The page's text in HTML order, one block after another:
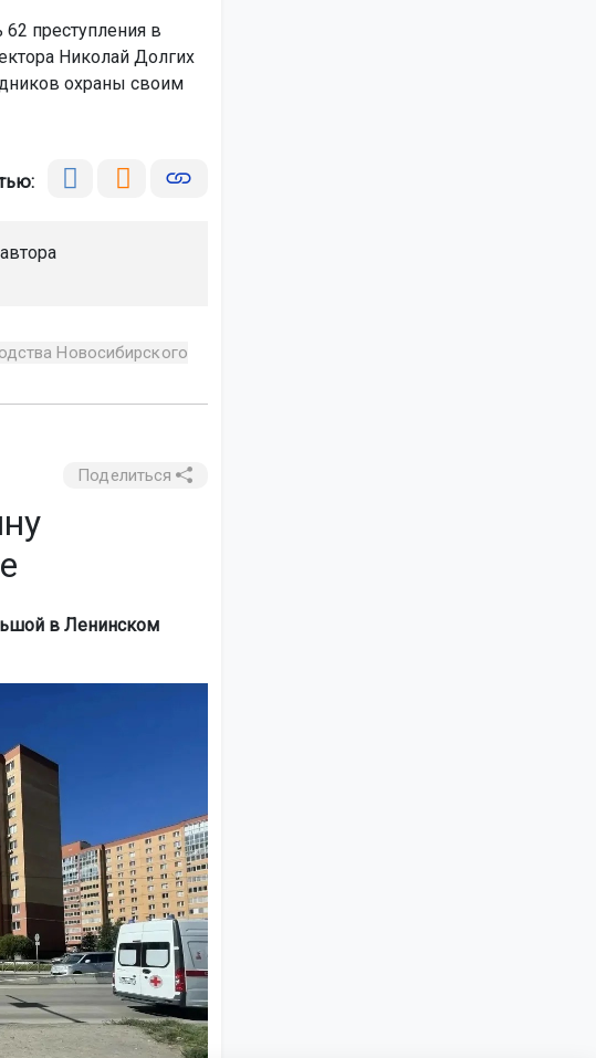
преступления в
Николай Долгих
охраны своим
Новосибирского
Поделиться
в Ленинском